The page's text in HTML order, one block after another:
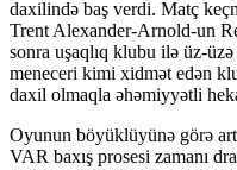
daxilində baş verdi. Matç
Trent Alexander-Arnold-un
sonra uşaqlıq klubu ilə üz-
meneceri kimi xidmət edən
daxil olmaqla əhəmiyyətli
Oyunun böyüklüyünə görə
VAR baxış prosesi zamanı